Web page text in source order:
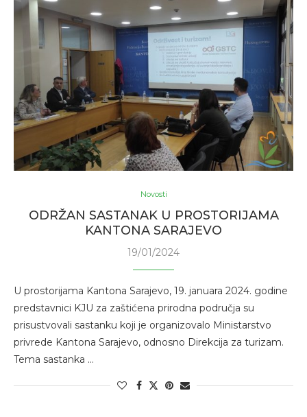
Novosti
ODRŽAN SASTANAK U PROSTORIJAMA
KANTONA SARAJEVO
19/01/2024
U prostorijama Kantona Sarajevo, 19. januara 2024. godine
predstavnici KJU za zaštićena prirodna područja su
prisustvovali sastanku koji je organizovalo Ministarstvo
privrede Kantona Sarajevo, odnosno Direkcija za turizam.
Tema sastanka …